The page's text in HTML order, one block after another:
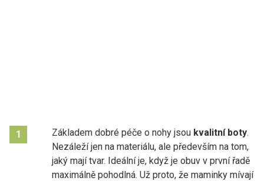
1 Základem dobré péče o nohy jsou kvalitní boty.
Nezáleží jen na materiálu, ale především na tom,
jaký mají tvar. Ideální je, když je obuv v první řadě
maximálně pohodlná. Už proto, že maminky mívají